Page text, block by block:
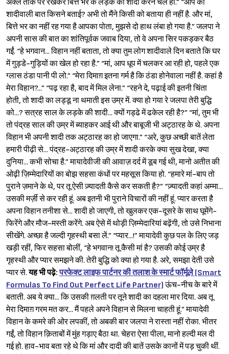
अक्ल ताक पर रखकर बित्ते भर के लड़के की शादी करने चले हो.” “आप को
शादीवाली बात किसने बताई? अभी तो मैंने किसी को बताया ही नहीं है. और मां,
बित्ते भर का नहीं रह गया है आपका पोता, मुझसे दो हाथ लंबा हो गया है.” जलपा ने
अपनी सास की बात का शांतिपूर्वक जवाब दिया, तो वे अपना सिर पकड़कर बैठ
गईं. “हे भगवान... विहान नहीं बताता, तो क्या तुम लोग शादीवाले दिन बताते कि घर
में गुड्डे-गुड़ियों का खेल हो रहा है.” “मां, आप धूप में चलकर आ रही हो, पहले एक
ग्लास ठंडा पानी पी लो.” “मेरा दिमाग़ इतना गर्म है कि ठंडा होनेवाला नहीं है. कहां है
मेरा विहान?...” “पढ़ रहा है, बाद में मिल लेना.” “रहने दे, पढ़ाई की इतनी चिंता
होती, तो शादी का लड्डू ना थमाती इस उम्र में. क्या हो गया रे जलपा तेरी बुद्धि
को...? सत्रह साल के लड़के की शादी... क्यों गड्ढे में ढकेल रही है?” “मां, तुम भी
तो पंद्रह साल की उम्र में ब्याहकर आई थी और बाबूजी भी अट्ठारह के थे. अपना
विहान भी अपनी शादी तक अट्ठारह का हो जाएगा.” “अरे, कुछ अच्छी बातें लेता
हमारी पीढ़ी से... पंद्रह-अट्ठारह की उम्र में शादी करके क्या सुख देखा, क्या
दुनिया... कभी सोचा है.” मायादेवीजी की आवाज़ दर्द में डूब गई थी, मानो अतीत की
ओढ़ी ज़िम्मेदारियों का बोझ सहसा कंधों पर महसूस किया हो. “हमारे मां-बाप तो
पुराने ज़माने के थे, पर तू ऐसी ज़्यादती कैसे कर सकती है?” “ज़्यादती कहां अम्मा...
उसकी मर्ज़ी से कर रही हूं. अब इतनी भी पुराने विचारों की नहीं हूं. प्यार करता है
अपना विहान तनीशा से... शादी हो जाएगी, तो खुलकर एक-दूसरे के साथ घूमेंगे-
फिरेंगे और मौज-मस्ती करेंगे. अब ऐसे में थोड़ी ज़िम्मेदारियां बढ़ेंगी, तो उसे निभाना
सीखेंगे. अच्छा है जल्दी गृहस्थी बसा लें.” “प्यार...!” मायादेवी कुछ पल के लिए जड़
खड़ी रहीं, फिर सहसा बोलीं, “हे भगवान! तू कैसी मां है? उसकी कोई उम्र है
गृहस्थी और प्यार समझने की. तेरी बुद्धि को क्या हो गया है. अरे, समझा देती उसे
प्यार से.यहभीपढ़े:परफेक्ट लाइफ पार्टनर की तलाश के स्मार्ट फॉर्मूले (Smart
Formulas To Find Out Perfect Life Partner)ऊंच-नीच के बारे में
बताती. अब ये क्या... कि उसकी ग़लती पर तूने शादी का दहला मार दिया. अब तू
मेरा दिमाग़ गरम मत कर... मैं पहले अपने विहान से मिलना चाहती हूं.” मायादेवी
विहान के कमरे की ओर लपकीं, तो अबकी बार जलपा ने रास्ता नहीं रोका. भीतर
गईं, तो विहान क़िताबों में मुंह गड़ाए बैठा था. चेहरा ऐसा पीला, मानो हल्दी मल दी
गई हो. हाव-भाव बता रहे थे कि मां और दादी की बातें उसके कानों में पड़ चुकी थीं.